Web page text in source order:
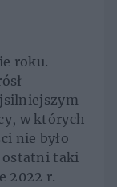
roku.
w których
nie było
ostatni taki
2022 r.